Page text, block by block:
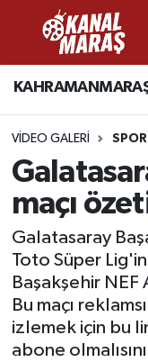
VIDEO GALERI SPOR
maçı
Galatasaray
Toto Süper
Başakşehir NEF
Bu maçı
izlemek için bu
abone
CANLI YAYIN
GÜNCEL
SPOR
SİYASET
EKONOMİ
GÜNDEM
Süper Lig
Tüm Manşetler
Son Dakika